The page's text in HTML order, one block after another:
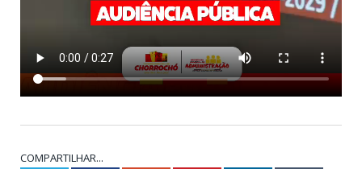
COMPARTILHAR...